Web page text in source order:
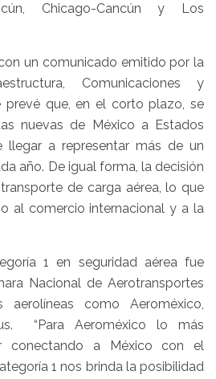
Chicago-Cancún y Los
un comunicado emitido por la
Comunicaciones y
prevé que, en el corto plazo, se
nuevas de México a Estados
llegar a representar más de un
año. De igual forma, la decisión
de carga aérea, lo que
al comercio internacional y a la
1 en seguridad aérea fue
Nacional de Aerotransportes
aerolíneas como Aeroméxico,
“Para Aeroméxico lo más
conectando a México con el
1 nos brinda la posibilidad